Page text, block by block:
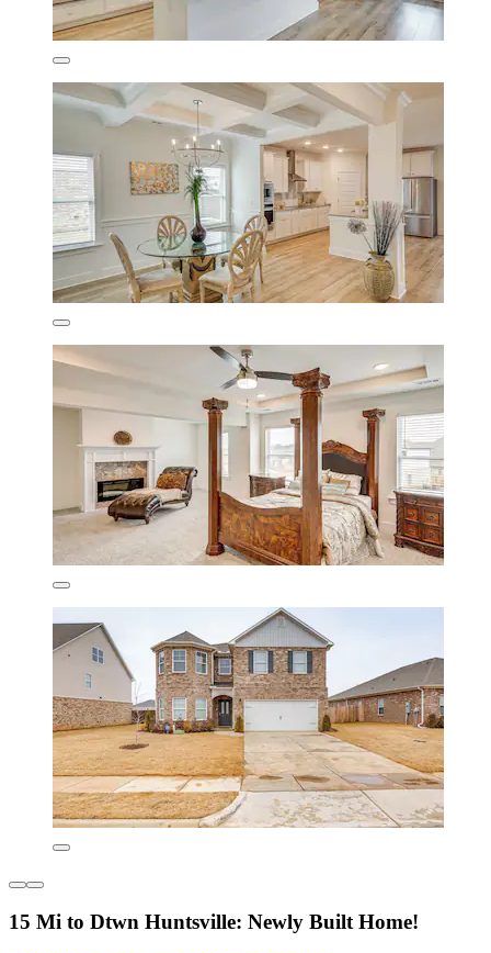
15 Mi to Dtwn Huntsville: Newly Built Home!